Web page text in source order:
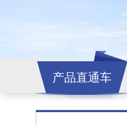
产品直通车